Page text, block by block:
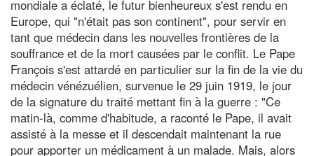
mondiale a éclaté, le futur bienheureux s'est rendu en
Europe, qui "n'était pas son continent", pour servir en
tant que médecin dans les nouvelles frontières de la
souffrance et de la mort causées par le conflit. Le Pape
François s'est attardé en particulier sur la fin de la vie du
médecin vénézuélien, survenue le 29 juin 1919, le jour
de la signature du traité mettant fin à la guerre : "Ce
matin-là, comme d'habitude, a raconté le Pape, il avait
assisté à la messe et il descendait maintenant la rue
pour apporter un médicament à un malade. Mais, alors